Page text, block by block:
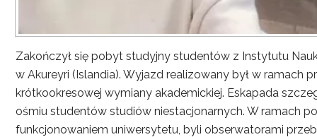
Zakończył się pobyt studyjny studentów z Instytutu
w Akureyri (Islandia). Wyjazd realizowany był w ramach
krótkookresowej wymiany akademickiej. Eskapada
ośmiu studentów studiów niestacjonarnych. W ramach
funkcjonowaniem uniwersytetu, byli obserwatorami